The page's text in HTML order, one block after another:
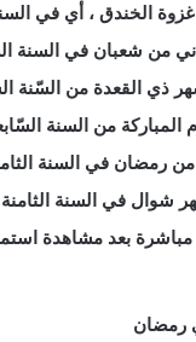
الخندق ، أي في
من شعبان في السنة
القعدة من السّنة
من السنة
رمضان في السنة
في السنة الثامنة
بعد مشاهدة
رمضان